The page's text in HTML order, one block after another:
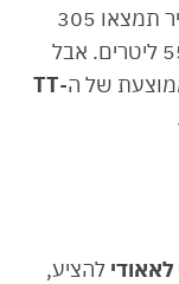
ו-1,344 ס״מ בגובה. בתא המטען הזעיר תמצאו 305
ליטרים ובמיכל הדלק תוכלו למלא עד 55 ליטרים. אבל
TT
לאאודי להציע,